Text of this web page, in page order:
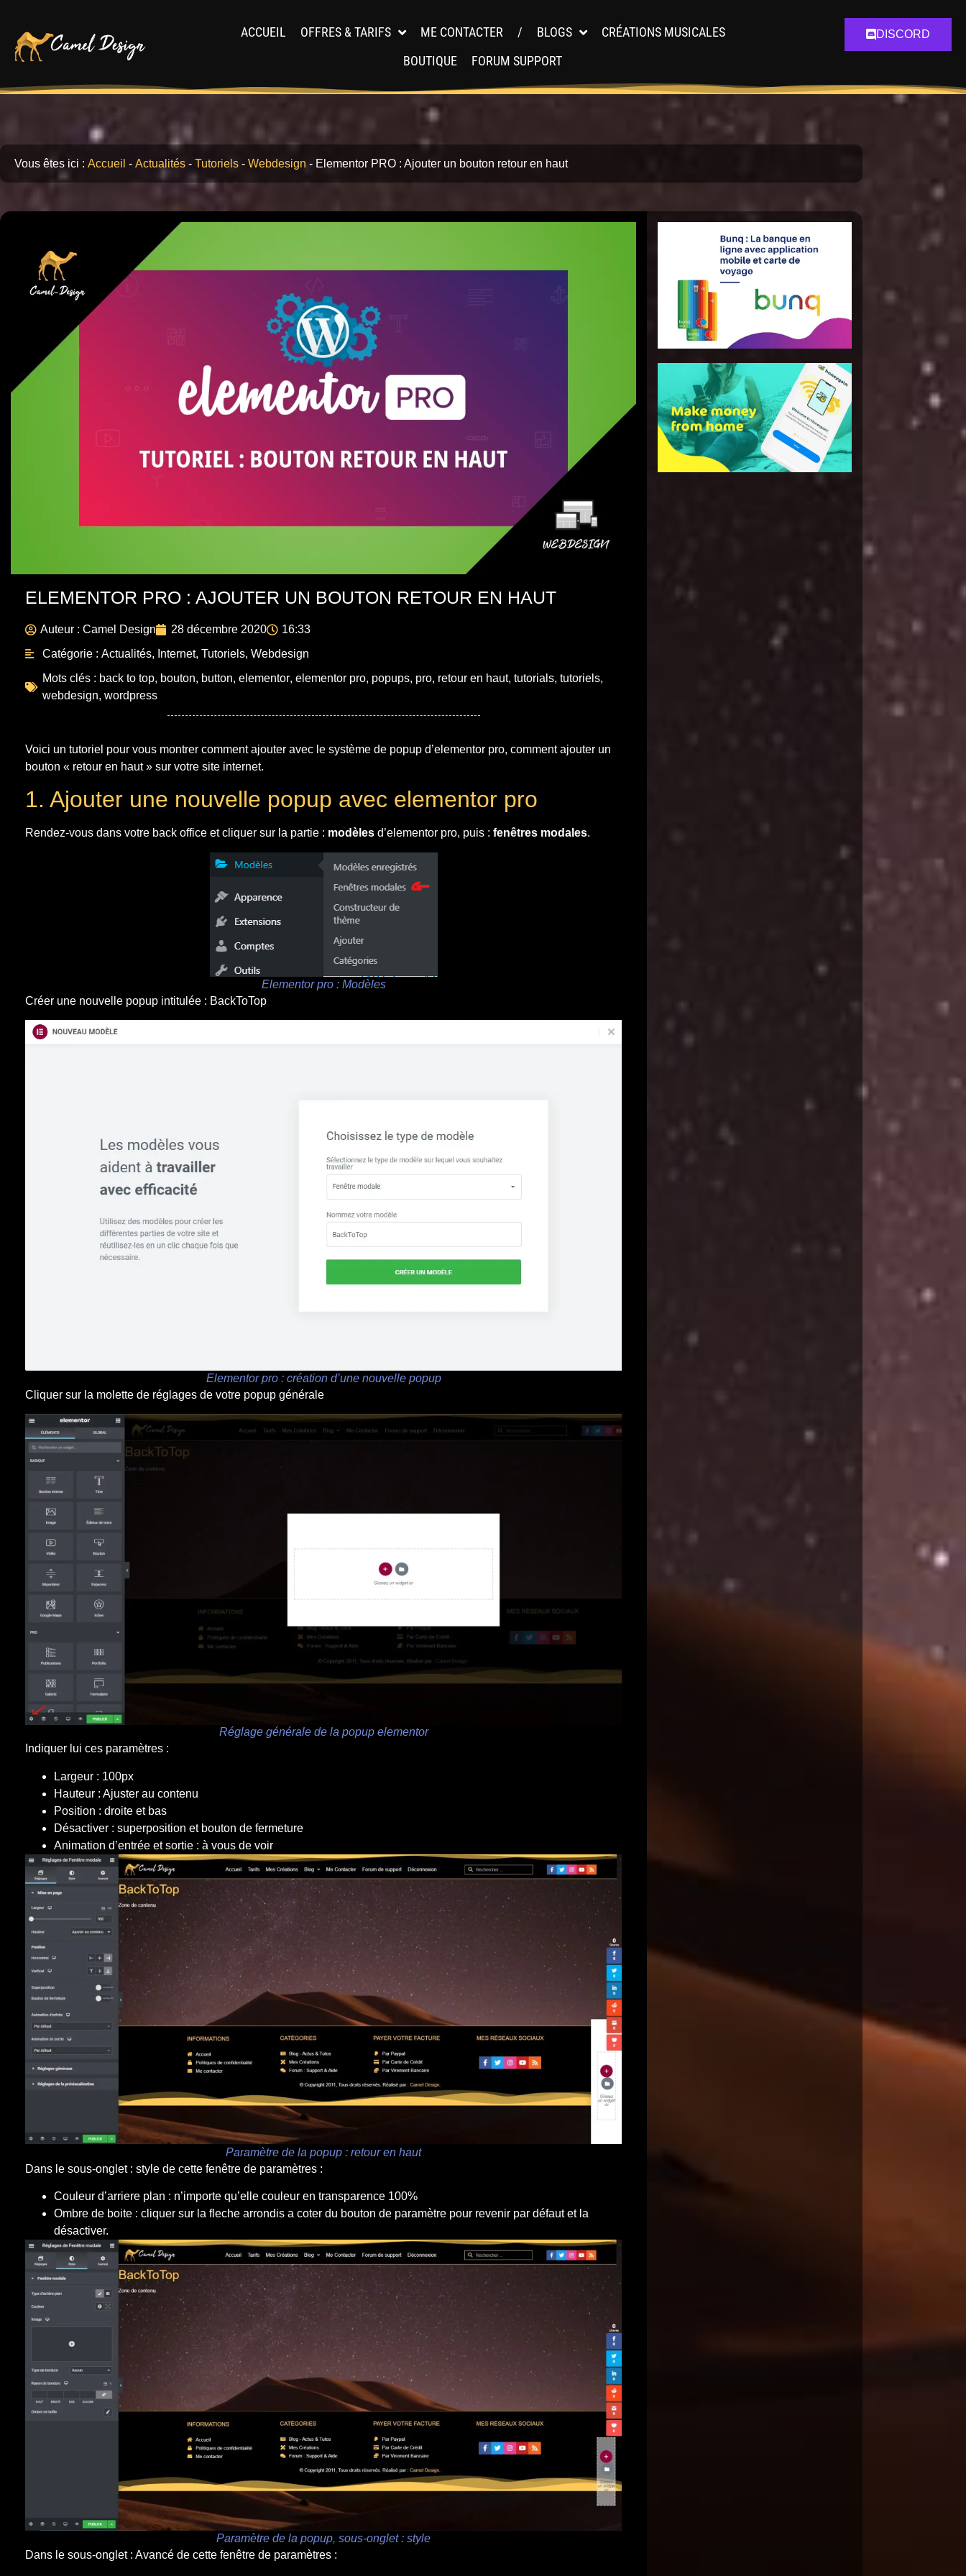
ACCUEIL OFFRES & TARIFS ME CONTACTER / BLOGS
CRÉATIONS MUSICALES
BOUTIQUE
FORUM SUPPORT
DISCORD
Vous êtes ici : Accueil - Actualités - Tutoriels - Webdesign - Elementor PRO : Ajouter un bouton retour en haut
ELEMENTOR PRO : AJOUTER UN BOUTON RETOUR EN HAUT
Auteur : Camel Design 28 décembre 2020
16:33
Catégorie : Actualités, Internet, Tutoriels, Webdesign
Mots clés : back to top, bouton, button, elementor, elementor pro, popups, pro, retour en haut, tutorials, tutoriels,
webdesign, wordpress
Voici un tutoriel pour vous montrer comment ajouter avec le système de popup d’elementor pro, comment ajouter un
bouton « retour en haut » sur votre site internet.
1. Ajouter une nouvelle popup avec elementor pro
Rendez-vous dans votre back office et cliquer sur la partie : modèles d’elementor pro, puis : fenêtres modales.
Elementor pro : Modèles
Créer une nouvelle popup intitulée : BackToTop
Elementor pro : création d’une nouvelle popup
Cliquer sur la molette de réglages de votre popup générale
Réglage générale de la popup elementor
Indiquer lui ces paramètres :
Largeur : 100px
Hauteur : Ajuster au contenu
Position : droite et bas
Désactiver : superposition et bouton de fermeture
Animation d’entrée et sortie : à vous de voir
Paramètre de la popup : retour en haut
Dans le sous-onglet : style de cette fenêtre de paramètres :
Couleur d’arriere plan : n’importe qu’elle couleur en transparence 100%
Ombre de boite : cliquer sur la fleche arrondis a coter du bouton de paramètre pour revenir par défaut et la
désactiver.
Paramètre de la popup, sous-onglet : style
Dans le sous-onglet : Avancé de cette fenêtre de paramètres :